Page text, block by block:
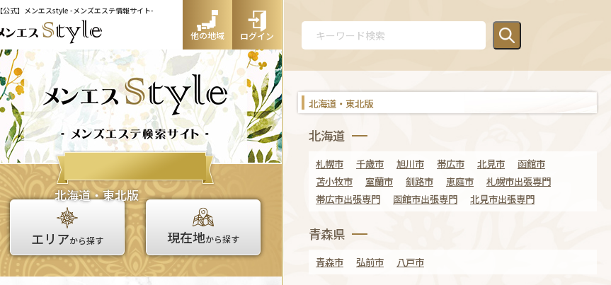
【公式】メンエスstyle -メンズエステ情報サイト-
他の地域 ログイン
北海道・東北版
北海道
札幌市 千歳市 旭川市 帯広市 北見市
函館市
苫小牧市
室蘭市 釧路市 恵庭市
札幌市出張専門
帯広市出張専門
函館市出張専門 北見市出張専門
青森県
青森市 弘前市 八戸市
北海道・東北版
エリアから探す 現在地から探す